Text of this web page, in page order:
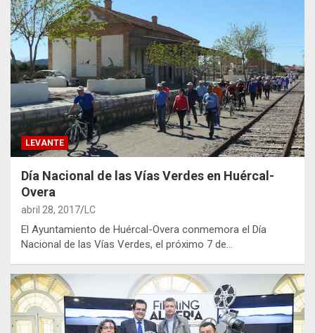
LEVANTE
Día Nacional de las Vías Verdes en Huércal-
Overa
abril 28, 2017 LC
El Ayuntamiento de Huércal-Overa conmemora el Día
Nacional de las Vías Verdes, el próximo 7 de…